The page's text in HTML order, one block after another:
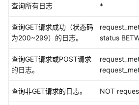
购
源
作
台
态
查询所有日志 *
查询GET请求成功（状态码
为200~299）的日志。
status
查询GET请求或POST请求
的日志。
查询非GET请求的日志。 NOT